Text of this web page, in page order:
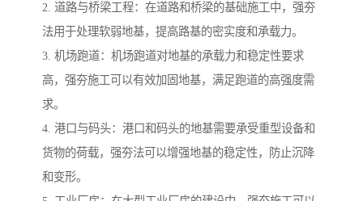
2. 道路与桥梁工程：在道路和桥梁的基础施工中，强夯
法用于处理软弱地基，提高路基的密实度和承载力。
3. 机场跑道：机场跑道对地基的承载力和稳定性要求
高，强夯施工可以有效加固地基，满足跑道的高强度需
求。
4. 港口与码头：港口和码头的地基需要承受重型设备和
货物的荷载，强夯法可以增强地基的稳定性，防止沉降
和变形。